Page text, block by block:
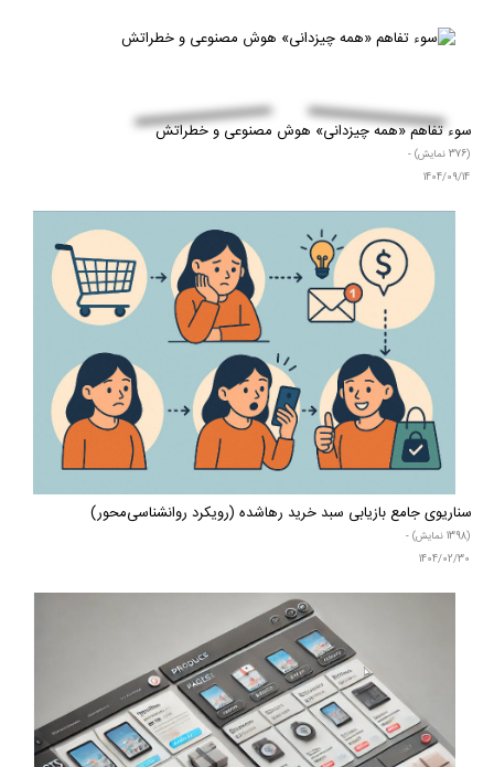
سوء‌ تفاهم «همه‌ چیزدانی» هوش مصنوعی و خطراتش
(376 نمایش) -
1404/09/14
سناریوی جامع بازیابی سبد خرید رها‌شده (رویکرد روانشناسی‌محور)
(1398 نمایش) -
1404/02/30